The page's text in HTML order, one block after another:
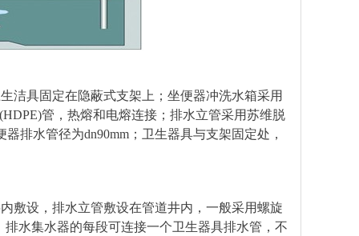
洁具固定在隐蔽式支架上；坐便器冲洗水箱采用
管，热熔和电熔连接；排水立管采用苏维脱
排水管径为dn90mm；卫生器具与支架固定处，
敷设，排水立管敷设在管道井内，一般采用螺旋
水集水器的每段可连接一个卫生器具排水管，不